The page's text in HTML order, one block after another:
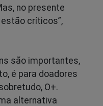
no presente
críticos”,
são importantes,
é para doadores
O+.
alternativa